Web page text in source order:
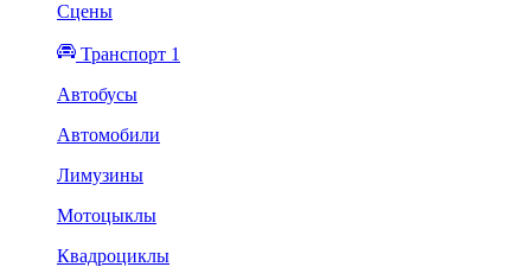
Сцены
Транспорт 1
Автобусы
Автомобили
Лимузины
Мотоцыклы
Квадроциклы